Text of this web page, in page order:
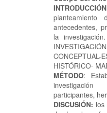
planteamiento
antecedentes,
la
CONCEPTUAL-
HISTÓRICO-
MÉTODO:
participantes,
DISCUSIÓN: los